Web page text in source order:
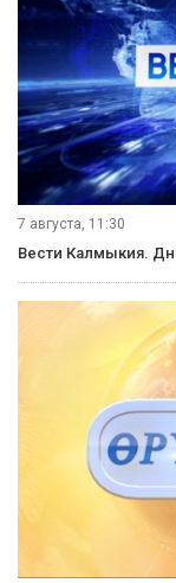
7 августа, 11:30
Вести Калмыкия.